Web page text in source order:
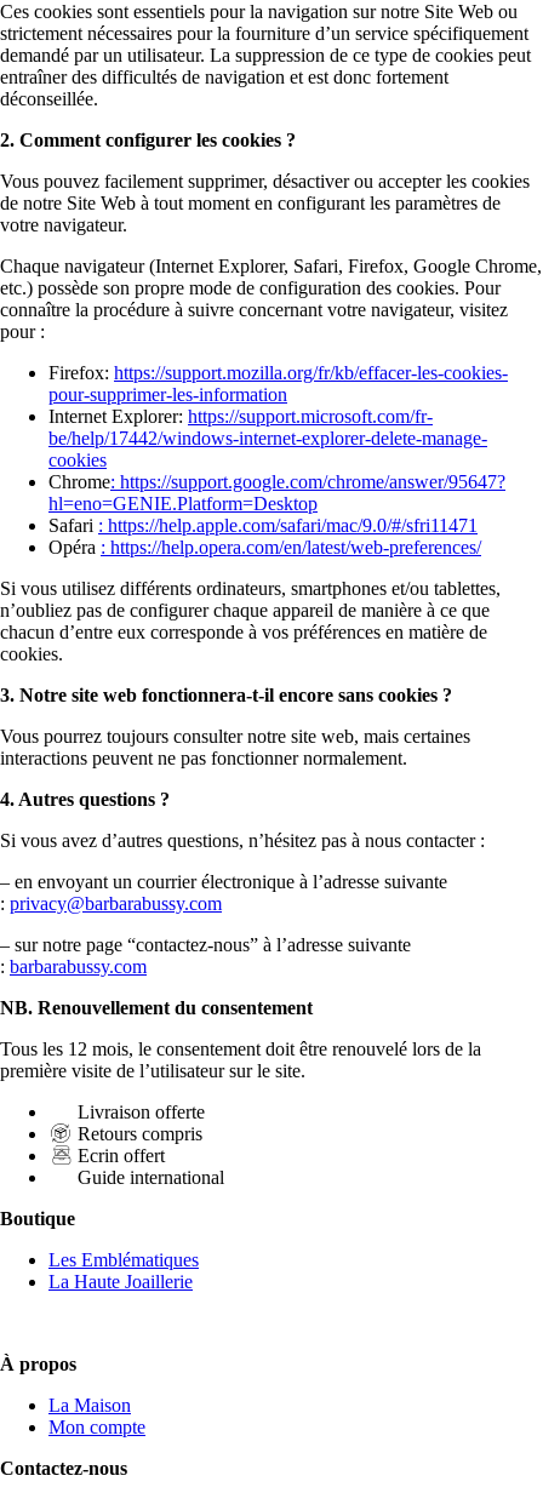
Ces cookies sont essentiels pour la navigation sur notre Site Web ou
strictement nécessaires pour la fourniture d’un service spécifiquement
demandé par un utilisateur. La suppression de ce type de cookies peut
entraîner des difficultés de navigation et est donc fortement
déconseillée.
2. Comment configurer les cookies ?
Vous pouvez facilement supprimer, désactiver ou accepter les cookies
de notre Site Web à tout moment en configurant les paramètres de
votre navigateur.
Chaque navigateur (Internet Explorer, Safari, Firefox, Google Chrome,
etc.) possède son propre mode de configuration des cookies. Pour
connaître la procédure à suivre concernant votre navigateur, visitez
pour :
Firefox: https://support.mozilla.org/fr/kb/effacer-les-cookies-
pour-supprimer-les-information
Internet Explorer: https://support.microsoft.com/fr-
be/help/17442/windows-internet-explorer-delete-manage-
cookies
Chrome: https://support.google.com/chrome/answer/95647?
hl=eno=GENIE.Platform=Desktop
Safari : https://help.apple.com/safari/mac/9.0/#/sfri11471
Opéra : https://help.opera.com/en/latest/web-preferences/
Si vous utilisez différents ordinateurs, smartphones et/ou tablettes,
n’oubliez pas de configurer chaque appareil de manière à ce que
chacun d’entre eux corresponde à vos préférences en matière de
cookies.
3. Notre site web fonctionnera-t-il encore sans cookies ?
Vous pourrez toujours consulter notre site web, mais certaines
interactions peuvent ne pas fonctionner normalement.
4. Autres questions ?
Si vous avez d’autres questions, n’hésitez pas à nous contacter :
– en envoyant un courrier électronique à l’adresse suivante
: privacy@barbarabussy.com
– sur notre page “contactez-nous” à l’adresse suivante
: barbarabussy.com
NB. Renouvellement du consentement
Tous les 12 mois, le consentement doit être renouvelé lors de la
première visite de l’utilisateur sur le site.
Livraison offerte
Retours compris
Ecrin offert
Guide international
Boutique
Les Emblématiques
La Haute Joaillerie
À propos
La Maison
Mon compte
Contactez-nous